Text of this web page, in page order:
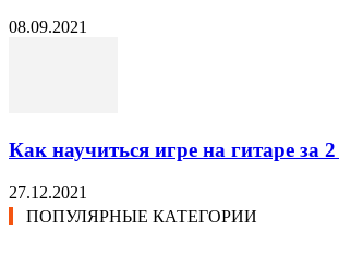
08.09.2021
Как научиться игре на гитаре за
27.12.2021
ПОПУЛЯРНЫЕ КАТЕГОРИИ